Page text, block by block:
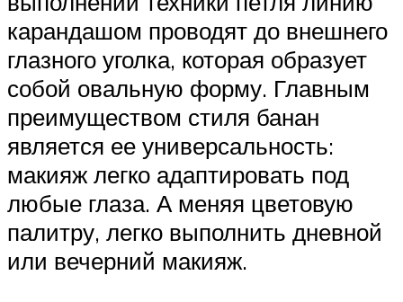
карандашом проводят до внешнего
глазного уголка, которая образует
собой овальную форму. Главным
преимуществом стиля банан
является ее универсальность:
макияж легко адаптировать под
любые глаза. А меняя цветовую
палитру, легко выполнить дневной
или вечерний макияж.